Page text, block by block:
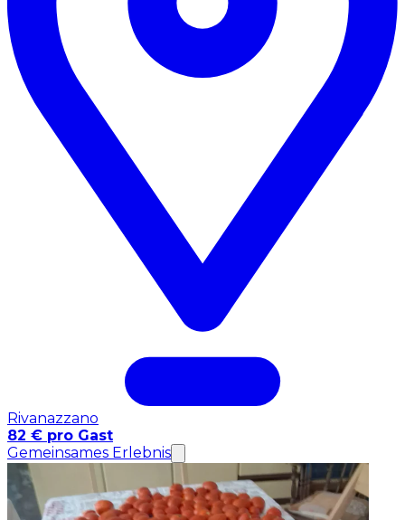
Rivanazzano
82 € pro Gast
Gemeinsames Erlebnis